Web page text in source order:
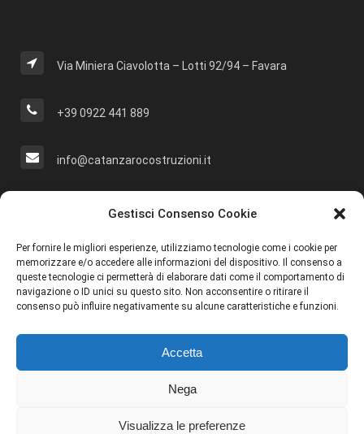
Gestisci Consenso Cookie
Per fornire le migliori esperienze, utilizziamo tecnologie come i cookie per
memorizzare e/o accedere alle informazioni del dispositivo. Il consenso a
queste tecnologie ci permetterà di elaborare dati come il comportamento di
navigazione o ID unici su questo sito. Non acconsentire o ritirare il
consenso può influire negativamente su alcune caratteristiche e funzioni.
Accetta
Nega
Visualizza le preferenze
Via Miniera Ciavolotta – Lotti 92/94 – Favara
+39 0922 441 889
info@catanzarocostruzioni.it
Cerca Nel Sito
Social